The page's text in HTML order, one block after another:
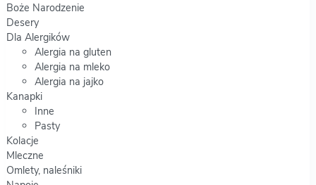
Boże Narodzenie
Desery
Dla Alergików
Alergia na gluten
Alergia na mleko
Alergia na jajko
Kanapki
Inne
Pasty
Kolacje
Mleczne
Omlety, naleśniki